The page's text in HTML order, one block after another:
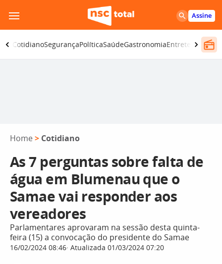
para
o
conteúdo
Assine
CotidianoSegurançaPolíticaSaúdeGastronomiaEntretenimento
Home > Cotidiano
As 7 perguntas sobre falta de
água em Blumenau que o
Samae vai responder aos
vereadores
Parlamentares aprovaram na sessão desta quinta-
feira (15) a convocação do presidente do Samae
16/02/2024 08:46 Atualizada 01/03/2024 07:20